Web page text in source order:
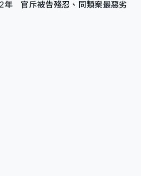
年 官斥被告殘忍、同類案最惡劣